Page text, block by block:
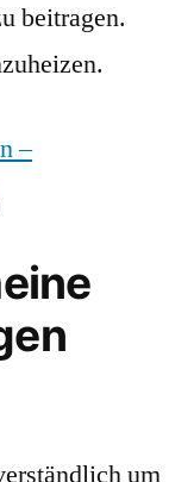
beitragen.
–
um